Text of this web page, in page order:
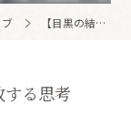
ブログ 【目黒の結婚相談所】婚活に失敗する思考
する思考